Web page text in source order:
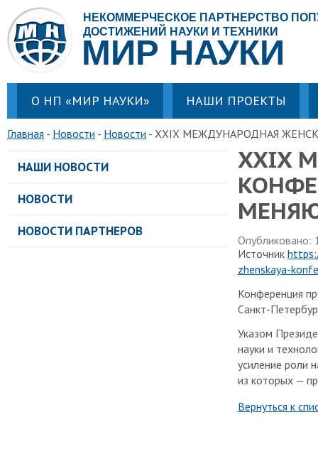
НЕКОММЕРЧЕСКОЕ ПАРТНЕРСТВО
ДОСТИЖЕНИЙ НАУКИ И ТЕХНИКИ
МИР НАУКИ
О НП «МИР НАУКИ» НАШИ ПРОЕКТЫ
Главная Новости Новости XXIX МЕЖДУНАРОДНАЯ
НАШИ НОВОСТИ
НОВОСТИ
НОВОСТИ ПАРТНЕРОВ
XXIX
Опубликовано:
Источник
zhenskaya-
Конференция
Санкт-
Указом
науки и
усиление роли
из которых —
Вернуться к